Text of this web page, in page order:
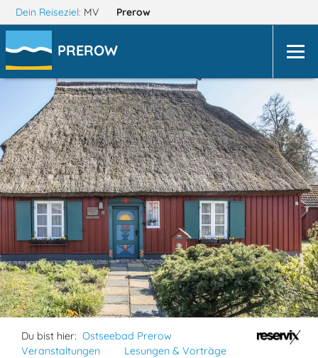
Dein Reiseziel: MV Prerow
PREROW
Du bist hier: Ostseebad Prerow
Veranstaltungen
Lesungen & Vorträge